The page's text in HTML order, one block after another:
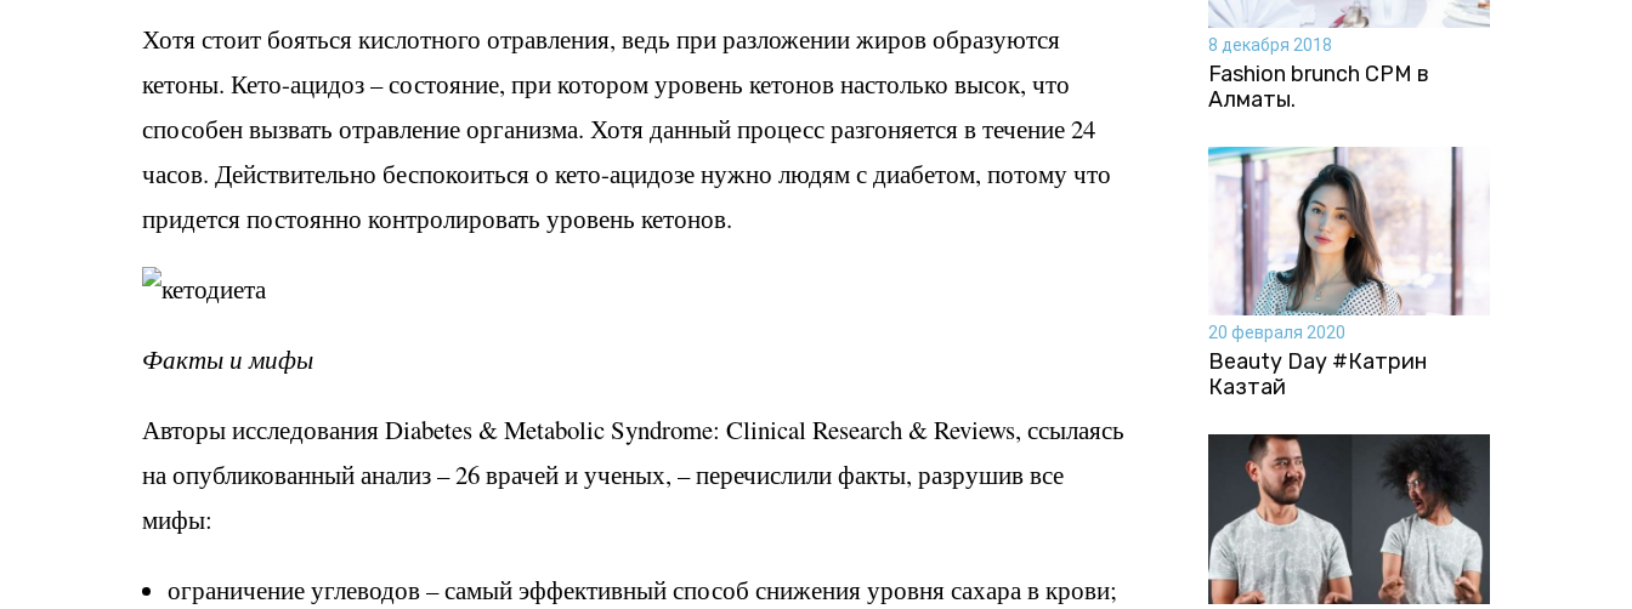
Хотя стоит бояться кислотного отравления, ведь при разложении жиров образуются
кетоны. Кето-ацидоз – состояние, при котором уровень кетонов настолько высок, что
способен вызвать отравление организма. Хотя данный процесс разгоняется в течение 24
часов. Действительно беспокоиться о кето-ацидозе нужно людям с диабетом, потому что
придется постоянно контролировать уровень кетонов.
Факты и мифы
Авторы исследования Diabetes & Metabolic Syndrome: Clinical Research & Reviews, ссылаясь
на опубликованный анализ – 26 врачей и ученых, – перечислили факты, разрушив все
мифы:
ограничение углеводов – самый эффективный способ снижения уровня сахара в крови;
8 декабря 2018
Fashion brunch CPM в
Алматы.
20 февраля 2020
Beauty Day #Катрин
Казтай